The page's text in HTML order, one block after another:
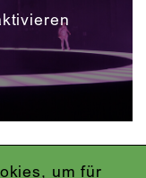
um für